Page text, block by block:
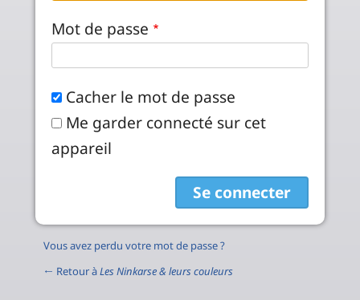
Mot de passe
Cacher le mot de passe
Me garder connecté sur cet
appareil
Vous avez perdu votre mot de passe ?
← Retour àLes Ninkarse & leurs couleurs